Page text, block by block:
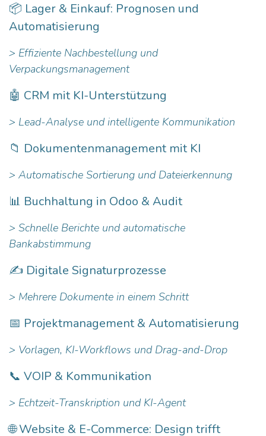
📦 Lager & Einkauf: Prognosen und
Automatisierung
> Effiziente Nachbestellung und
Verpackungsmanagement
🤖 CRM mit KI-Unterstützung
> Lead-Analyse und intelligente Kommunikation
📁 Dokumentenmanagement mit KI
> Automatische Sortierung und Dateierkennung
📊 Buchhaltung in Odoo & Audit
> Schnelle Berichte und automatische
Bankabstimmung
✍️ Digitale Signaturprozesse
> Mehrere Dokumente in einem Schritt
📅 Projektmanagement & Automatisierung
> Vorlagen, KI-Workflows und Drag-and-Drop
📞 VOIP & Kommunikation
> Echtzeit-Transkription und KI-Agent
🌐 Website & E-Commerce: Design trifft